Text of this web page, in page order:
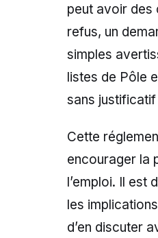
peut avoir des
refus, un
simples
listes de Pôle
sans
Cette
encourager la
l’emploi. Il est
les
d’en discuter